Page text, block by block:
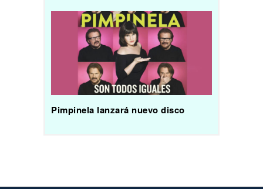
Pimpinela lanzará nuevo disco